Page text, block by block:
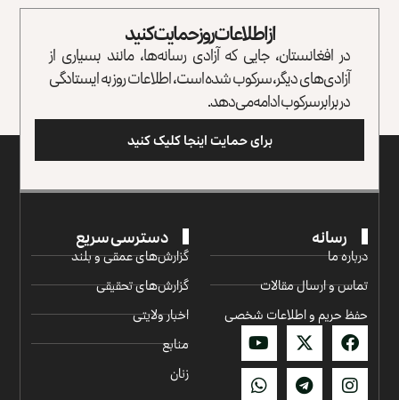
از اطلاعات روز حمایت کنید
در افغانستان، جایی که آزادی رسانه‌ها، مانند بسیاری از
آزادی‌های دیگر، سرکوب شده است، اطلاعات روز به ایستادگی
در برابر سرکوب ادامه می‌دهد.
برای حمایت اینجا کلیک کنید
رسانه
درباره ما
تماس و ارسال مقالات
حفظ حریم و اطلاعات شخصی
دسترسی سریع
گزارش‌‌های عمقی و بلند
گزارش‌های تحقیقی
اخبار ولایتی
منابع
زنان